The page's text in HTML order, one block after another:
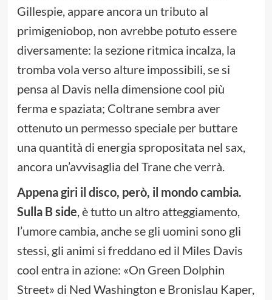
Gillespie, appare ancora un tributo al
primigeniobop, non avrebbe potuto essere
diversamente: la sezione ritmica incalza, la
tromba vola verso alture impossibili, se si
pensa al Davis nella dimensione cool più
ferma e spaziata; Coltrane sembra aver
ottenuto un permesso speciale per buttare
una quantità di energia spropositata nel sax,
ancora un’avvisaglia del Trane che verrà.
Appena giri il disco, però, il mondo cambia.
Sulla B side, è tutto un altro atteggiamento,
l’umore cambia, anche se gli uomini sono gli
stessi, gli animi si freddano ed il Miles Davis
cool entra in azione: «On Green Dolphin
Street» di Ned Washington e Bronislau Kaper,